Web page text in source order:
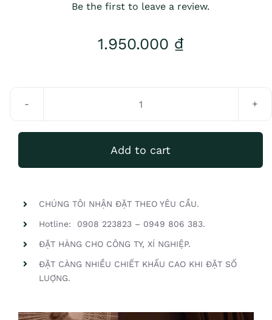
Be the first to leave a review.
1.950.000 ₫
Hoàng
quantity
Add to cart
CHÚNG TÔI NHẬN ĐẶT THEO YÊU CẦU.
Hotline: 0908 223823 – 0949 806 383.
ĐẶT HÀNG CHO CÔNG TY, XÍ NGHIỆP.
ĐẶT CÀNG NHIỀU CHIẾT KHẤU CAO KHI ĐẶT SỐ
LUỢNG.